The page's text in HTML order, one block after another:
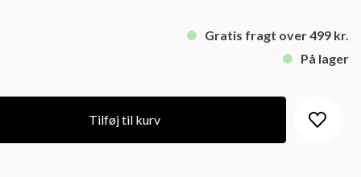
Gratis fragt over 499 kr.
På lager
Tilføj til kurv